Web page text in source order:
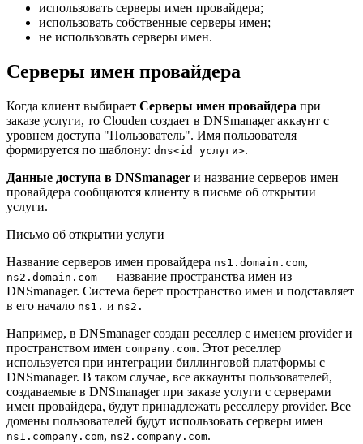
использовать серверы имен провайдера;
использовать собственные серверы имен;
не использовать серверы имен.
Серверы имен провайдера
Когда клиент выбирает Серверы имен провайдера при
заказе услуги, то Clouden создает в DNSmanager аккаунт с
уровнем доступа "Пользователь". Имя пользователя
формируется по шаблону: dns<id услуги>.
Данные доступа в DNSmanager и название серверов имен
провайдера сообщаются клиенту в письме об открытии
услуги.
Письмо об открытии услуги
Название серверов имен провайдера ns1.domain.com,
ns2.domain.com — название пространства имен из
DNSmanager. Система берет пространство имен и подставляет
в его начало ns1. и ns2.
Например, в DNSmanager создан реселлер с именем provider и
пространством имен company.com. Этот реселлер
используется при интеграции биллинговой платформы с
DNSmanager. В таком случае, все аккаунты пользователей,
создаваемые в DNSmanager при заказе услуги с серверами
имен провайдера, будут принадлежать реселлеру provider. Все
домены пользователей будут использовать серверы имен
ns1.company.com, ns2.company.com.